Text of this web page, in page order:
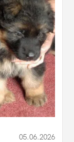
05.06.2026